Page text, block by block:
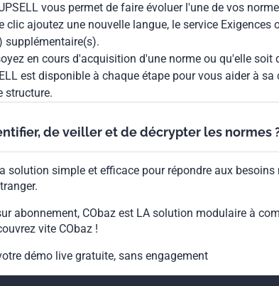
vous permet de faire évoluer l'une de vos
clic ajoutez une nouvelle langue, le service Exigences
supplémentaire(s).
en cours d'acquisition d'une norme ou qu'elle
est disponible à chaque étape pour vous aider à
structure.
de veiller et de décrypter les normes
solution simple et efficace pour répondre aux
abonnement, CObaz est LA solution modulaire à
vite CObaz !
démo live gratuite, sans engagement